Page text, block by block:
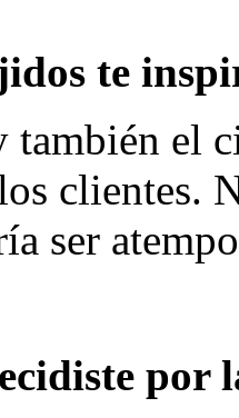
te
también el
clientes.
ser
por